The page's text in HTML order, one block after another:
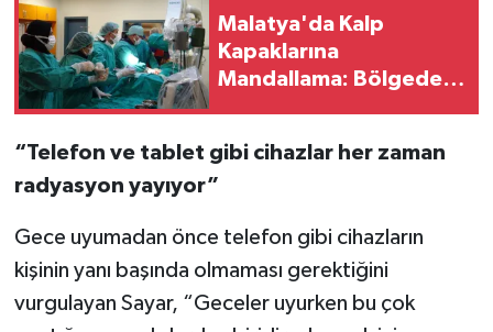
Malatya'da Kalp
Kapaklarına
Mandallama: Bölgede
“Telefon ve tablet gibi cihazlar her zaman
radyasyon yayıyor”
Gece uyumadan önce telefon gibi cihazların
kişinin yanı başında olmaması gerektiğini
vurgulayan Sayar, “Geceler uyurken bu çok